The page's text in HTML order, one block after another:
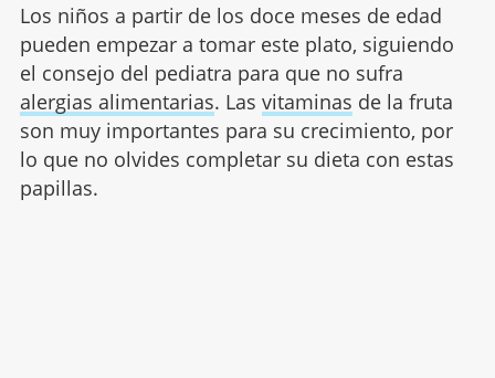
Los niños a partir de los doce meses de edad
pueden empezar a tomar este plato, siguiendo
el consejo del pediatra para que no sufra
alergias alimentarias. Las vitaminas de la fruta
son muy importantes para su crecimiento, por
lo que no olvides completar su dieta con estas
papillas.